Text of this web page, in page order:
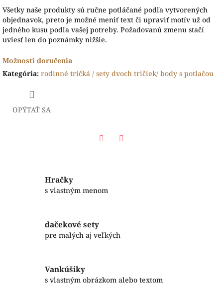
Všetky naše produkty sú ručne potláčané podľa vytvorených
objednavok, preto je možné meniť text či upraviť motív už od
jedného kusu podľa vašej potreby. Požadovanú zmenu stačí
uviesť len do poznámky nižšie.
Možnosti doručenia
Kategória: rodinné tričká / sety dvoch tričiek/ body s potlačou
OPÝTAŤ SA
Hračky
s vlastným menom
dačekové sety
pre malých aj veľkých
Vankúšiky
s vlastným obrázkom alebo textom